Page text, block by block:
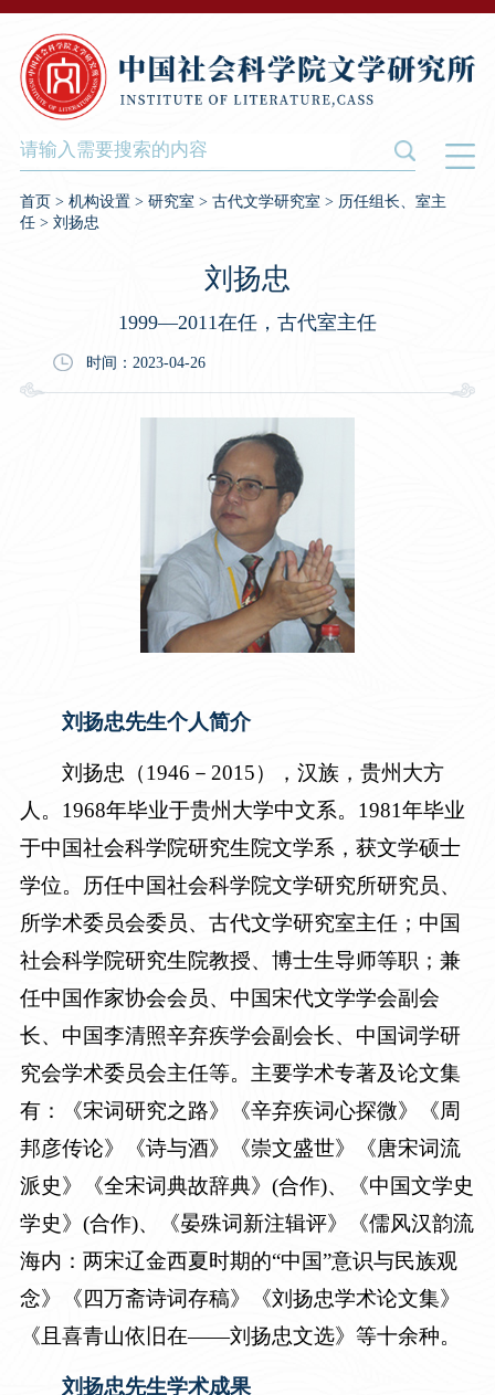
首页> 机构设置> 研究室 > 古代文学研究室 > 历任组长、室主
任> 刘扬忠
刘扬忠
1999—2011在任，古代室主任
时间：2023-04-26
刘扬忠先生个人简介
刘扬忠（1946－2015），汉族，贵州大方
人。1968年毕业于贵州大学中文系。1981年毕业
于中国社会科学院研究生院文学系，获文学硕士
学位。历任中国社会科学院文学研究所研究员、
所学术委员会委员、古代文学研究室主任；中国
社会科学院研究生院教授、博士生导师等职；兼
任中国作家协会会员、中国宋代文学学会副会
长、中国李清照辛弃疾学会副会长、中国词学研
究会学术委员会主任等。主要学术专著及论文集
有：《宋词研究之路》《辛弃疾词心探微》《周
邦彦传论》《诗与酒》《崇文盛世》《唐宋词流
派史》《全宋词典故辞典》(合作)、《中国文学史
学史》(合作)、《晏殊词新注辑评》《儒风汉韵流
海内 ： 两宋辽金西夏时期的“中国”意识与民族观
念》《四万斋诗词存稿》《刘扬忠学术论文集》
《且喜青山依旧在——刘扬忠文选》等十余种。
刘扬忠先生学术成果